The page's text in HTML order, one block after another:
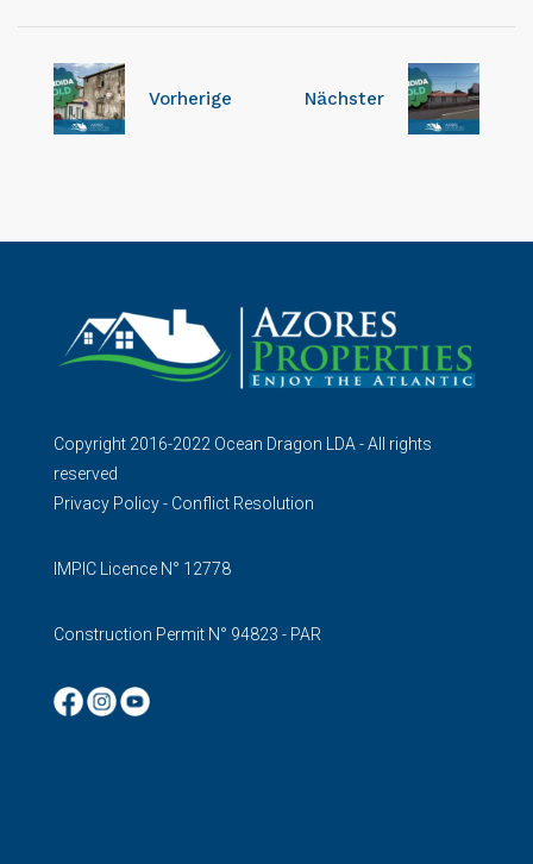
Vorherige Nächster
Copyright 2016-2022 Ocean Dragon LDA - All rights
reserved
Privacy Policy- Conflict Resolution
IMPIC Licence N° 12778
Construction Permit N° 94823 - PAR